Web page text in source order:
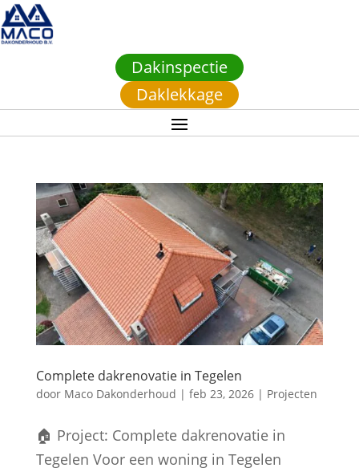
Dakinspectie
Daklekkage
Complete dakrenovatie in Tegelen
door Maco Dakonderhoud | feb 23, 2026| Projecten
🏠 Project: Complete dakrenovatie in
Tegelen Voor een woning in Tegelen